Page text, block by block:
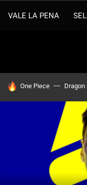
VALE LA PENA
HOY SE HABLA DE
One Piece Dragon